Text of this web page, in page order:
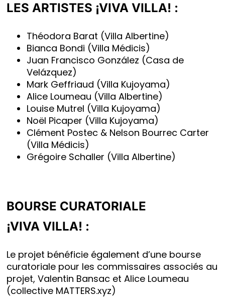
LES ARTISTES ¡VIVA VILLA! :
Théodora Barat (Villa Albertine)
Bianca Bondi (Villa Médicis)
Juan Francisco González (Casa de
Velázquez)
Mark Geffriaud (Villa Kujoyama)
Alice Loumeau (Villa Albertine)
Louise Mutrel (Villa Kujoyama)
Noël Picaper (Villa Kujoyama)
Clément Postec & Nelson Bourrec Carter
(Villa Médicis)
Grégoire Schaller (Villa Albertine)
BOURSE CURATORIALE
¡VIVA VILLA! :
Le projet bénéficie également d’une bourse
curatoriale pour les commissaires associés au
projet,Valentin Bansac etAlice Loumeau
(collective MATTERS.xyz)